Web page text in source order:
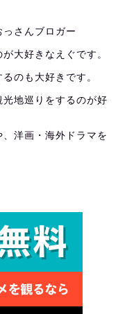
さんブロガー
大好きなえぐです。
のも大好きです。
地巡りをするのが好
洋画・海外ドラマを